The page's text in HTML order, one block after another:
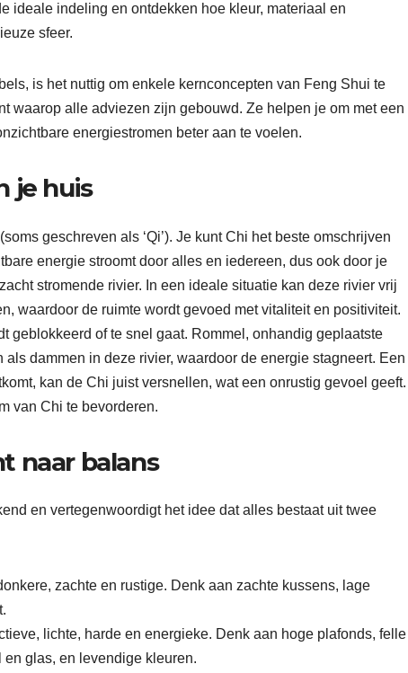
ideale indeling en ontdekken hoe kleur, materiaal en
sfeer.
is het nuttig om enkele kernconcepten van Feng Shui te
waarop alle adviezen zijn gebouwd. Ze helpen je om met een
energiestromen beter aan te voelen.
je huis
geschreven als ‘Qi’). Je kunt Chi het beste omschrijven
energie stroomt door alles en iedereen, dus ook door je
stromende rivier. In een ideale situatie kan deze rivier vrij
waardoor de ruimte wordt gevoed met vitaliteit en positiviteit.
geblokkeerd of te snel gaat. Rommel, onhandig geplaatste
dammen in deze rivier, waardoor de energie stagneert. Een
kan de Chi juist versnellen, wat een onrustig gevoel geeft.
van Chi te bevorderen.
naar balans
en vertegenwoordigt het idee dat alles bestaat uit twee
zachte en rustige. Denk aan zachte kussens, lage
lichte, harde en energieke. Denk aan hoge plafonds, felle
glas, en levendige kleuren.